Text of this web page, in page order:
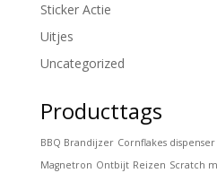
Sticker Actie
Uitjes
Uncategorized
Producttags
BBQ Brandijzer Cornflakes dispenser
Magnetron Ontbijt Reizen Scratch